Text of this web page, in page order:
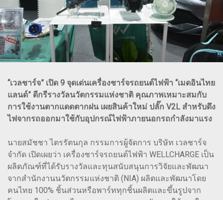
“เวลชาร์จ” เปิด 9 จุดเด่นเครื่องชาร์จรถยนต์ไฟฟ้า “เมดอินไทย
แลนด์” ดีกรีรางวัลนวัตกรรมแห่งชาติ คุณภาพเหมาะสมกับ
การใช้งานตากแดดตากฝน เผยสินค้าใหม่ ปลั๊ก V2L สำหรับดึง
ไฟจากรถออกมาใช้กับอุปกรณ์ไฟฟ้าภายนอกรถกำลังมาแรง
นายสมัชชา ไตรรัตนกุล กรรมการผู้จัดการ บริษัท เวลชาร์จ
จำกัด เปิดเผยว่า เครื่องชาร์จรถยนต์ไฟฟ้า WELLCHARGE เป็น
ผลิตภัณฑ์ที่ได้รับรางวัลและทุนสนับสนุนการวิจัยและพัฒนา
จากสำนักงานนวัตกรรมแห่งชาติ (NIA) ผลิตและพัฒนาโดย
คนไทย 100% ชิ้นส่วนหรือพาร์ททุกชิ้นผลิตและขึ้นรูปจาก